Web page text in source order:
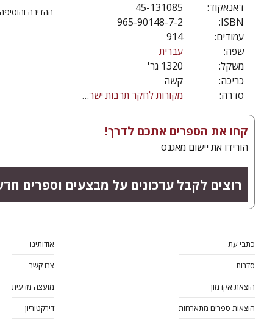
דאנאקוד:
45-131085
ISBN:
965-90148-7-2
עמודים:
914
שפה:
עברית
משקל:
1320 גר'
כריכה:
קשה
סדרה:
מקורות לחקר תרבות ישראל
ההדירה
קחו את הספרים אתכם לדרך!
הורידו את יישום מאגנס
רוצים לקבל עדכונים על מבצעים וספרים
כתבי עת
סדרות
הוצאת אקדמון
הוצאות ספרים מתארחות
אודותינו
צרו קשר
מועצה מדעית
דירקטוריון